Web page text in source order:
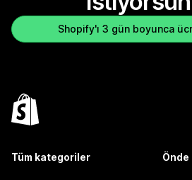
Shopify'ı 3 gün boyunca
Tüm kategoriler